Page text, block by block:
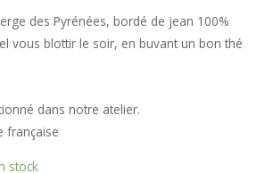
des Pyrénées, bordé de jean 100%
vous blottir le soir, en buvant un bon thé
dans notre atelier.
française
stock